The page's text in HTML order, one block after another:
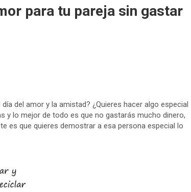
para tu pareja sin gastar
día del amor y la amistad? ¿Quieres hacer algo especial
y lo mejor de todo es que no gastarás mucho dinero,
es que quieres demostrar a esa persona especial lo